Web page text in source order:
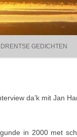
DRENTSE GEDICHTEN
da’k mit Jan
in 2000 met